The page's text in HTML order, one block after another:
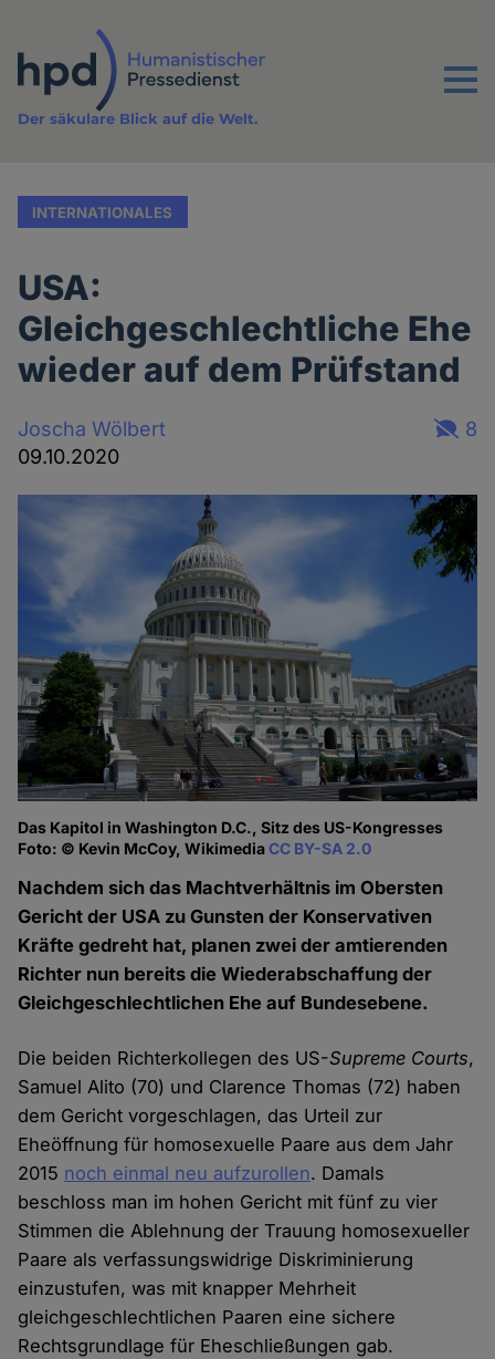
Inhalt
Menu
Der säkulare Blick auf die Welt.
INTERNATIONALES
USA:
Gleichgeschlechtliche Ehe
wieder auf dem Prüfstand
Joscha Wölbert
09.10.2020
8
Das Kapitol in Washington D.C., Sitz des US-Kongresses
Foto: © Kevin McCoy, WikimediaCC BY-SA 2.0
Nachdem sich das Machtverhältnis im Obersten
Gericht der USA zu Gunsten der Konservativen
Kräfte gedreht hat, planen zwei der amtierenden
Richter nun bereits die Wiederabschaffung der
Gleichgeschlechtlichen Ehe auf Bundesebene.
Die beiden Richterkollegen des US-Supreme Courts,
Samuel Alito (70) und Clarence Thomas (72) haben
dem Gericht vorgeschlagen, das Urteil zur
Eheöffnung für homosexuelle Paare aus dem Jahr
2015 noch einmal neu aufzurollen. Damals
beschloss man im hohen Gericht mit fünf zu vier
Stimmen die Ablehnung der Trauung homosexueller
Paare als verfassungswidrige Diskriminierung
einzustufen, was mit knapper Mehrheit
gleichgeschlechtlichen Paaren eine sichere
Rechtsgrundlage für Eheschließungen gab.